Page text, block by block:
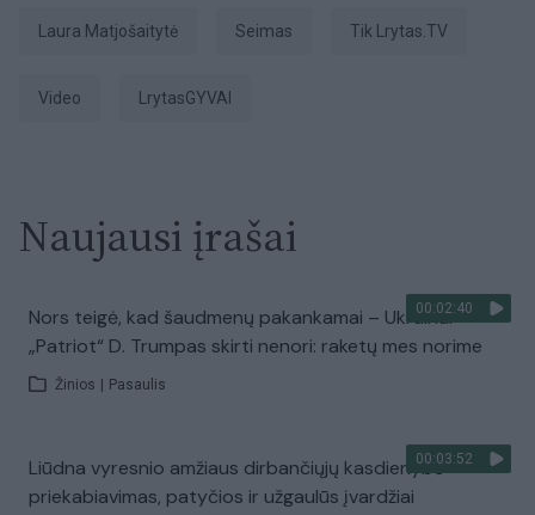
Laura Matjošaitytė Seimas tik Lrytas.TV
Video LrytasGYVAI
Naujausi įrašai
00:02:40
Nors teigė, kad šaudmenų pakankamai – Ukrainai
„Patriot“ D. Trumpas skirti nenori: raketų mes norime
Žinios Pasaulis
00:03:52
Liūdna vyresnio amžiaus dirbančiųjų kasdienybė –
priekabiavimas, patyčios ir užgaulūs įvardžiai